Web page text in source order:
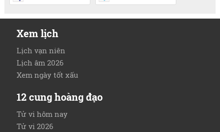
Xem lịch
Lịch vạn niên
Lịch âm 2026
Xem ngày tốt xấu
12 cung hoàng đạo
Tử vi hôm nay
Tử vi 2026